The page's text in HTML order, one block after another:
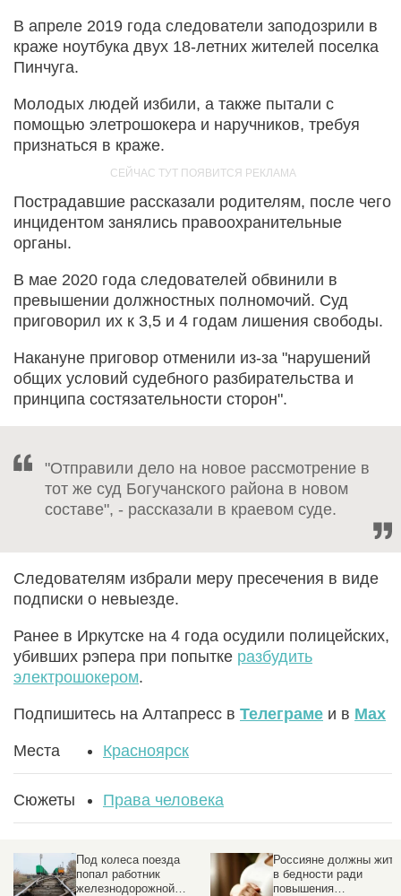
В апреле 2019 года следователи заподозрили в
краже ноутбука двух 18-летних жителей поселка
Пинчуга.
Молодых людей избили, а также пытали с
помощью элетрошокера и наручников, требуя
признаться в краже.
Пострадавшие рассказали родителям, после чего
инцидентом занялись правоохранительные
органы.
В мае 2020 года следователей обвинили в
превышении должностных полномочий. Суд
приговорил их к 3,5 и 4 годам лишения свободы.
Накануне приговор отменили из-за "нарушений
общих условий судебного разбирательства и
принципа состязательности сторон".
"Отправили дело на новое рассмотрение в
тот же суд Богучанского района в новом
составе", - рассказали в краевом суде.
Следователям избрали меру пресечения в виде
подписки о невыезде.
Ранее в Иркутске на 4 года осудили полицейских,
убивших рэпера при попытке разбудить
электрошокером.
Подпишитесь на Алтапресс в Телеграме и в Max
Места Красноярск
Сюжеты Права человека
Под колеса поезда
попал работник
железнодорожной
Россияне должны жить
в бедности ради
повышения